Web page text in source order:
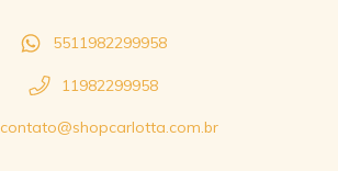
5511982299958
11982299958
contato@shopcarlotta.com.br